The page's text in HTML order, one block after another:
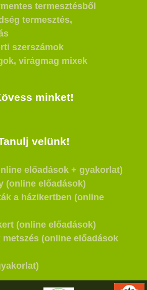
termesztésből
termesztés,
szerszámok
virágmag mixek
minket!
velünk!
előadások + gyakorlat)
(online előadások)
a házikertben (online
(online előadások)
(online előadások